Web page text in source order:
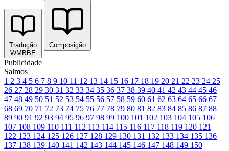
Tradução
WMBBE
Composição
Publicidade
Salmos
1 2 3 4 5 6 7 8 9 10 11 12 13 14 15 16 17 18 19 20 21 22 23 24 25
26 27 28 29 30 31 32 33 34 35 36 37 38 39 40 41 42 43 44 45 46
47 48 49 50 51 52 53 54 55 56 57 58 59 60 61 62 63 64 65 66 67
68 69 70 71 72 73 74 75 76 77 78 79 80 81 82 83 84 85 86 87 88
89 90 91 92 93 94 95 96 97 98 99 100 101 102 103 104 105 106
107 108 109 110 111 112 113 114 115 116 117 118 119 120 121
122 123 124 125 126 127 128 129 130 131 132 133 134 135 136
137 138 139 140 141 142 143 144 145 146 147 148 149 150